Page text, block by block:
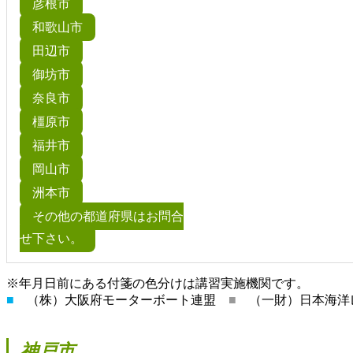
彦根市
和歌山市
田辺市
御坊市
奈良市
橿原市
福井市
岡山市
洲本市
その他の都道府県はお問合
せ下さい。
※年月日前にある付箋の色分けは講習実施機関です。
■ （株）大阪府モーターボート連盟 ■ （一財）日本海洋